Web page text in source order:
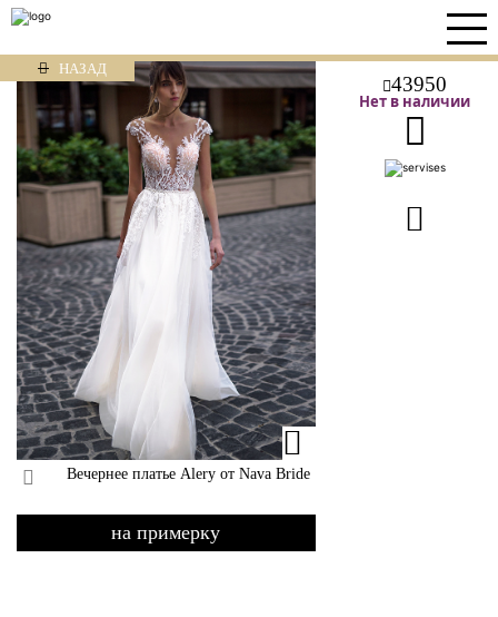
НАЗАД
43950
Нет в наличии
Вечернее платье Alery от Nava Bride
на примерку